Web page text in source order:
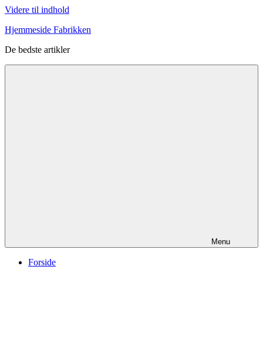
Videre til indhold
Hjemmeside Fabrikken
De bedste artikler
Menu
Forside